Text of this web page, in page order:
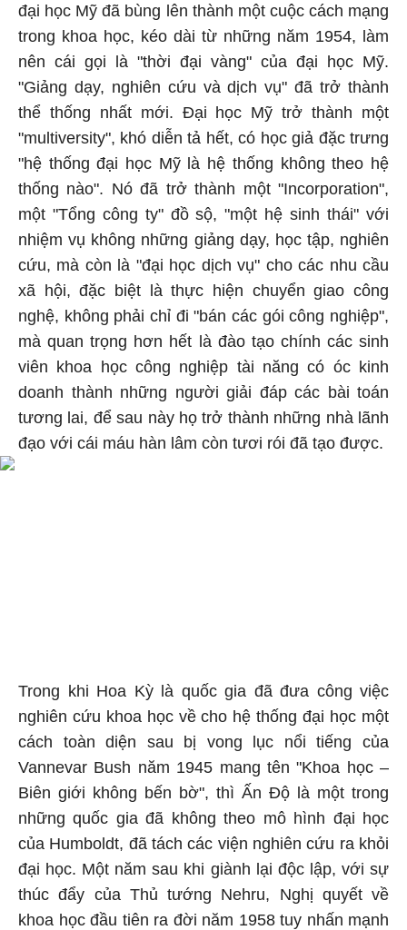
đại học Mỹ đã bùng lên thành một cuộc cách mạng
trong khoa học, kéo dài từ những năm 1954, làm
nên cái gọi là "thời đại vàng" của đại học Mỹ.
"Giảng dạy, nghiên cứu và dịch vụ" đã trở thành
thể thống nhất mới. Đại học Mỹ trở thành một
"multiversity", khó diễn tả hết, có học giả đặc trưng
"hệ thống đại học Mỹ là hệ thống không theo hệ
thống nào". Nó đã trở thành một "Incorporation",
một "Tổng công ty" đồ sộ, "một hệ sinh thái" với
nhiệm vụ không những giảng dạy, học tập, nghiên
cứu, mà còn là "đại học dịch vụ" cho các nhu cầu
xã hội, đặc biệt là thực hiện chuyển giao công
nghệ, không phải chỉ đi "bán các gói công nghiệp",
mà quan trọng hơn hết là đào tạo chính các sinh
viên khoa học công nghiệp tài năng có óc kinh
doanh thành những người giải đáp các bài toán
tương lai, để sau này họ trở thành những nhà lãnh
đạo với cái máu hàn lâm còn tươi rói đã tạo được.
Trong khi Hoa Kỳ là quốc gia đã đưa công việc
nghiên cứu khoa học về cho hệ thống đại học một
cách toàn diện sau bị vong lục nổi tiếng của
Vannevar Bush năm 1945 mang tên "Khoa học –
Biên giới không bến bờ", thì Ấn Độ là một trong
những quốc gia đã không theo mô hình đại học
của Humboldt, đã tách các viện nghiên cứu ra khỏi
đại học. Một năm sau khi giành lại độc lập, với sự
thúc đẩy của Thủ tướng Nehru, Nghị quyết về
khoa học đầu tiên ra đời năm 1958 tuy nhấn mạnh